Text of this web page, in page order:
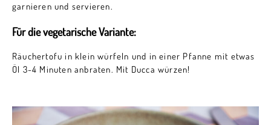
garnieren und servieren.
Für die vegetarische Variante:
Räuchertofu in klein würfeln und in einer Pfanne mit etwas
Öl 3-4 Minuten anbraten. Mit Ducca würzen!